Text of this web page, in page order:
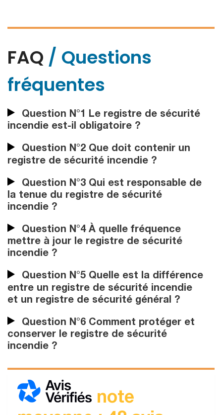
FAQ / Questions
fréquentes
Question N°1 Le registre de sécurité
incendie est-il obligatoire ?
Question N°2 Que doit contenir un
registre de sécurité incendie ?
Question N°3 Qui est responsable de
la tenue du registre de sécurité
incendie ?
Question N°4 À quelle fréquence
mettre à jour le registre de sécurité
incendie ?
Question N°5 Quelle est la différence
entre un registre de sécurité incendie
et un registre de sécurité général ?
Question N°6 Comment protéger et
conserver le registre de sécurité
incendie ?
note